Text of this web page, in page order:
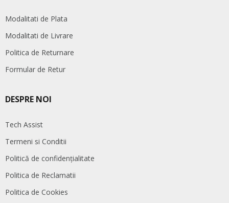
Modalitati de Plata
Modalitati de Livrare
Politica de Returnare
Formular de Retur
DESPRE NOI
Tech Assist
Termeni si Conditii
Politică de confidențialitate
Politica de Reclamatii
Politica de Cookies